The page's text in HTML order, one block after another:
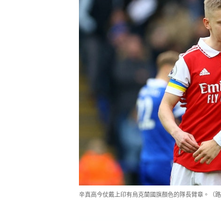
辛真高今仗戴上印有烏克蘭國旗顏色的隊長臂章。（